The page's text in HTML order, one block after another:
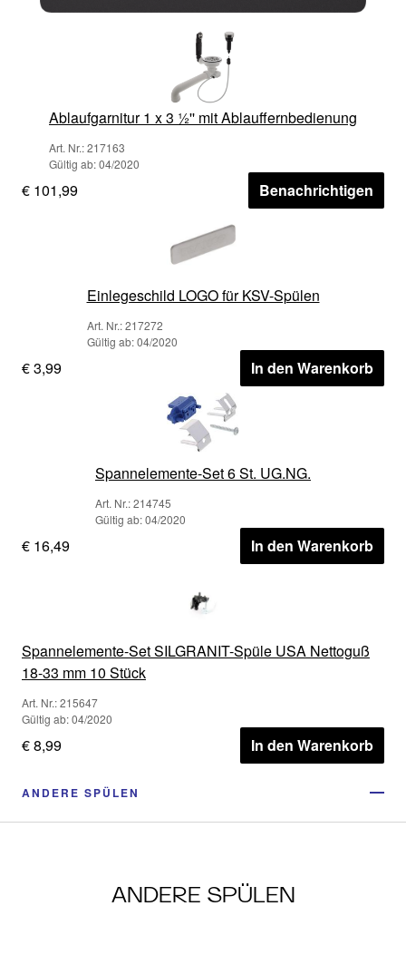
Ablaufgarnitur 1 x 3 ½'' mit Ablauffernbedienung
Art. Nr.: 217163
Gültig ab: 04/2020
€ 101,99 Benachrichtigen
Einlegeschild LOGO für KSV-Spülen
Art. Nr.: 217272
Gültig ab: 04/2020
€ 3,99 In den Warenkorb
Spannelemente-Set 6 St. UG.NG.
Art. Nr.: 214745
Gültig ab: 04/2020
€ 16,49 In den Warenkorb
Spannelemente-Set SILGRANIT-Spüle USA Nettoguß
18-33 mm 10 Stück
Art. Nr.: 215647
Gültig ab: 04/2020
€ 8,99 In den Warenkorb
ANDERE SPÜLEN
ANDERE SPÜLEN